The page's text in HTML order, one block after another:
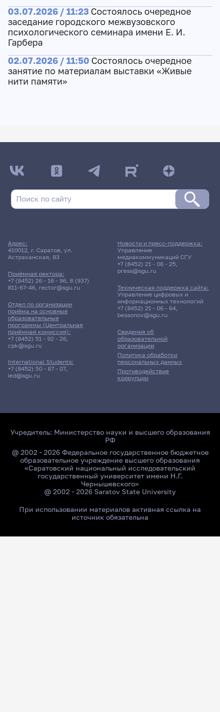
03.07.2026 / 11:23 Состоялось очередное
заседание городского межвузовского
психологического семинара имени Е. И.
Гарбера
02.07.2026 / 11:50 Состоялось очередное
занятие по материалам выставки «Живые
нити памяти»
Адрес:
410012, г. Саратов, ул.
Астраханская, 83
Приёмная ректора:
+7 (8452) 26 - 16 - 96, 8 (937)
811-67-46, rector@sgu.ru
Отдел по организации
приёма на основные
образовательные
программы (Центральная
приёмная комиссия):
+7 (8452) 51 - 92 - 26,
cpk@sgu.ru
International Students:
+7 (8452) 50 - 87 - 07,
ied@sgu.ru
Сведения об
образовательной
организации
Политика обработки
персональных данных
Противодействие
коррупции
Новости и пресс-поддержка:
Управление
медиакоммуникаций СГУ
+7 (8452) 21 - 06 - 25,
press@sgu.ru
Техническая поддержка сайта:
Управление цифровых и
информационных технологий
+7 (8452) 21 - 06 - 64,
bessonov@sgu.ru
Учредитель: Министерство науки и высшего образования
РФ
@ 2002 - 2026 Федеральное государственное бюджетное
образовательное учреждение высшего образования
«Саратовский национальный исследовательский
государственный университет имени Н.Г.
Чернышевского»
@ 2002 - 2026 Saratov State University
При использовании материалов активная ссылка на
источник обязательна